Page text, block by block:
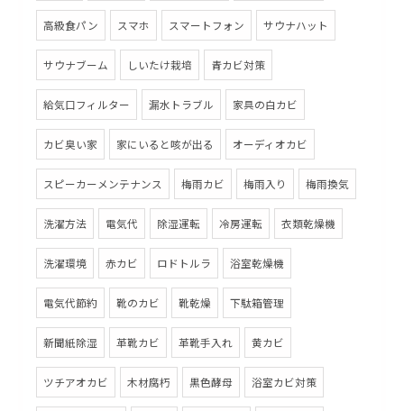
高級食パン スマホ スマートフォン サウナハット
サウナブーム しいたけ栽培 青カビ対策
給気口フィルター 漏水トラブル 家具の白カビ
カビ臭い家 家にいると咳が出る オーディオカビ
スピーカーメンテナンス 梅雨カビ 梅雨入り 梅雨換気
洗濯方法 電気代 除湿運転 冷房運転 衣類乾燥機
洗濯環境 赤カビ ロドトルラ 浴室乾燥機
電気代節約 靴のカビ 靴乾燥 下駄箱管理
新聞紙除湿 革靴カビ 革靴手入れ 黄カビ
ツチアオカビ 木材腐朽 黒色酵母 浴室カビ対策